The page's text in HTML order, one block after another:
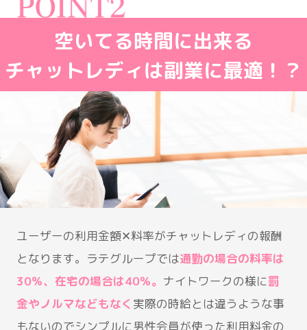
空いてる時間に出来る
チャットレディは副業に最適！？
ユーザーの利用金額✕料率がチャットレディの報酬
となります。ラテグループでは通勤の場合の料率は
30％、在宅の場合は40％。 ナイトワークの様に罰
金やノルマなどもなく 実際の時給とは違うような事
もないのでシンプルに男性会員が使った利用料金の